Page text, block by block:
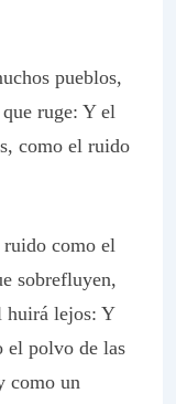
pueblos,
ruge: Y el
como el ruido
ruido como el
sobrefluyen,
huirá lejos: Y
el polvo de las
como un